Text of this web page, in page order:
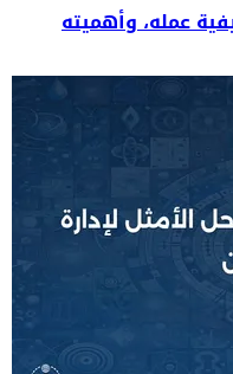
عمله، وأهميته